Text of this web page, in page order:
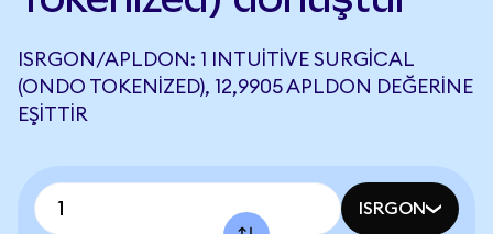
ISRGON/APLDON: 1 INTUITIVE SURGICAL
(ONDO TOKENIZED), 12,9905 APLDON DEĞERINE
EŞITTIR
ISRGON